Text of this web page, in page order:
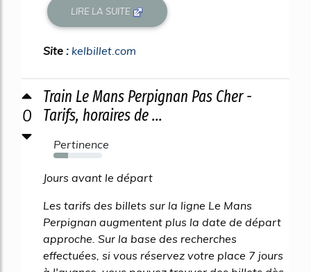
LIRE LA SUITE
Site : kelbillet.com
0
Train Le Mans Perpignan Pas Cher -
Tarifs, horaires de ...
Pertinence
30%
Jours avant le départ
Les tarifs des billets sur la ligne Le Mans
Perpignan augmentent plus la date de départ
approche. Sur la base des recherches
effectuées, si vous réservez votre place 7 jours